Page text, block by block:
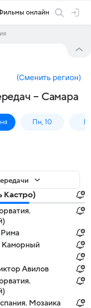
онлайн
(Сменить регион)
– Самара
Пн, 10
Кастро)
Рима
Каморный
Авилов
Мозаика